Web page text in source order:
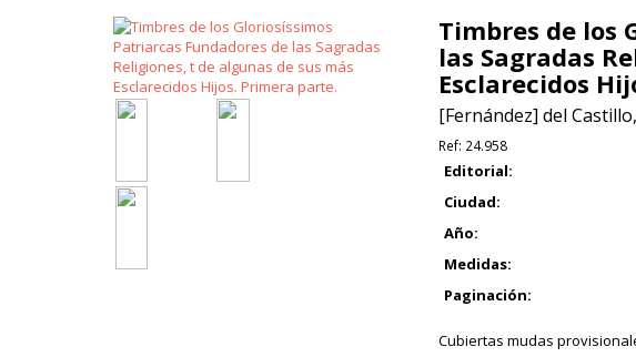
Timbres de los
las Sagradas
Esclarecidos
[Fernández] del
Ref: 24.958
Editorial:
Ciudad:
Año:
Medidas:
Paginación:
Cubiertas mudas